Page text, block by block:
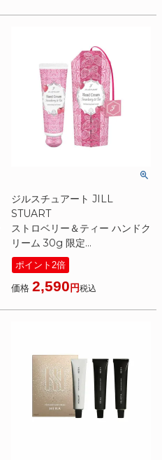
ジルスチュアート JILL
STUART
ストロベリー＆ティー ハンドク
リーム 30g 限定
[ ハンドクリーム ] ☆新入荷02
2026春
ポイント2倍
価格 2,590 税込